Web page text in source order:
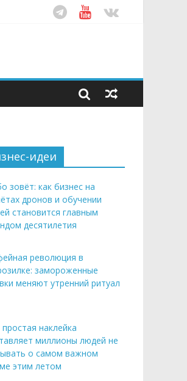
идеи
зовёт: как бизнес на
дронов и обучении
становится главным
десятилетия
революция в
замороженные
меняют утренний ритуал
простая наклейка
миллионы людей не
о самом важном
этим летом